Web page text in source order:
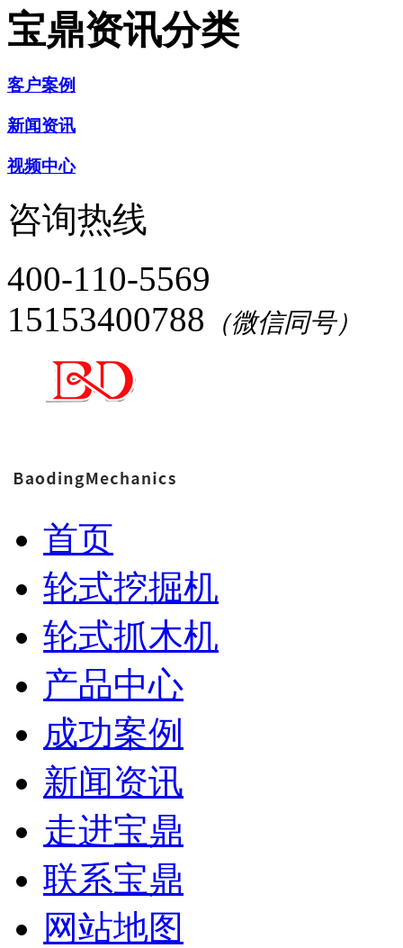
宝鼎资讯分类
客户案例
新闻资讯
视频中心
咨询热线
400-110-5569
15153400788 （微信同号）
首页
轮式挖掘机
轮式抓木机
产品中心
成功案例
新闻资讯
走进宝鼎
联系宝鼎
网站地图